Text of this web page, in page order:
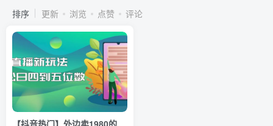
排序 更新 浏览 点赞 评论